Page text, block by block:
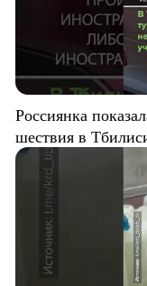
Россиянка
шествия в